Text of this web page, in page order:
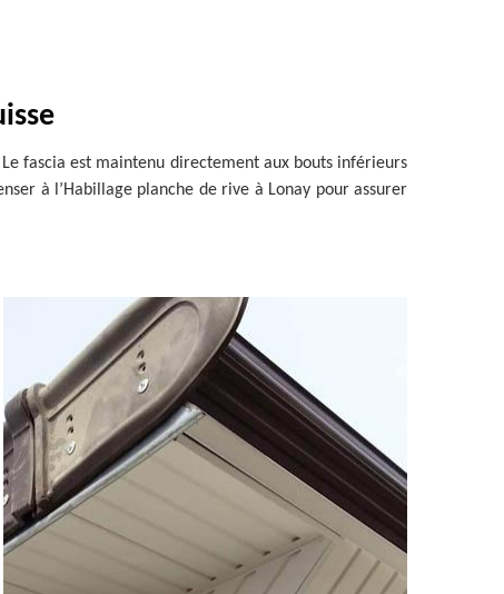
fascia est maintenu directement aux bouts inférieurs
à l’Habillage planche de rive à Lonay pour assurer